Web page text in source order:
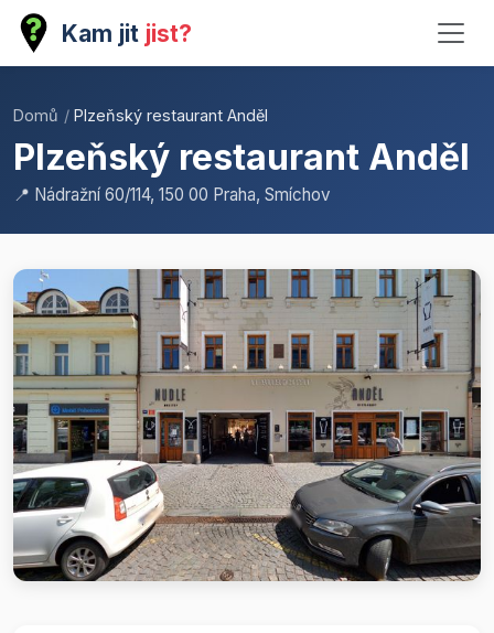
Kam jit jist?
Domů / Plzeňský restaurant Anděl
Plzeňský restaurant Anděl
📍 Nádražní 60/114, 150 00 Praha, Smíchov